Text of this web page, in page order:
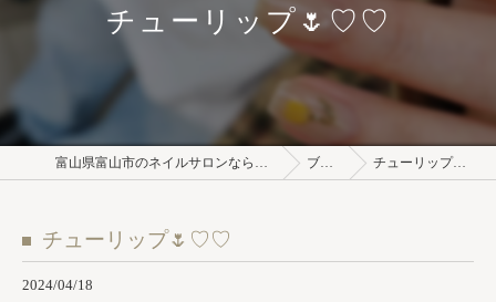
チューリップ🌷♡♡
富山県富山市のネイルサロンならNail REVE ブログ チューリップ🌷♡♡
チューリップ🌷♡♡
2024/04/18